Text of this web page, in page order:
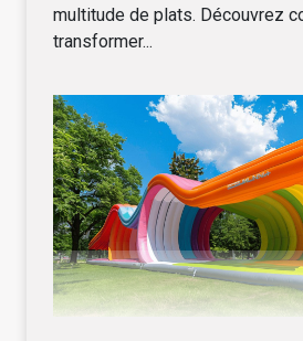
multitude de plats. Découvrez
transformer...